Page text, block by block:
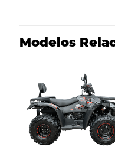
Modelos